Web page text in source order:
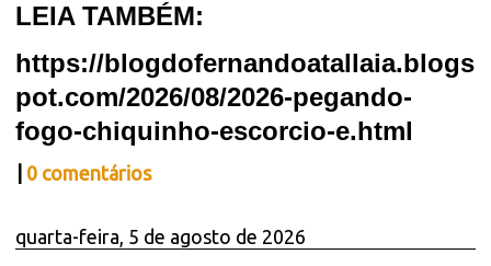
LEIA TAMBÉM:
https://blogdofernandoatallaia.blogs
pot.com/2026/08/2026-pegando-
fogo-chiquinho-escorcio-e.html
0 comentários
quarta-feira, 5 de agosto de 2026